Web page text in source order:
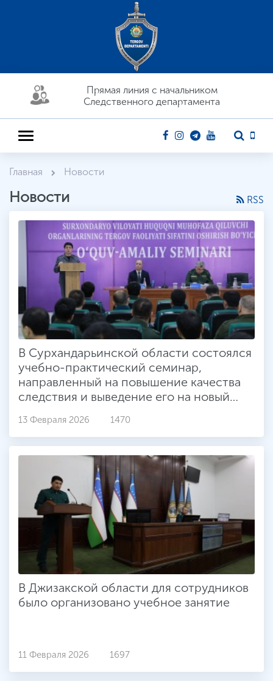
Прямая линия c начальником
Следственного департамента
Главная Новости
Новости RSS
В Сурхандарьинской области состоялся
учебно-практический семинар,
направленный на повышение качества
следствия и выведение его на новый
знаний и профессиональных навыков
сотрудников следственных
подразделений органов внутренних дел
и прокуратуры
13 Февраля 2026 1470
В Джизакской области для сотрудников
было организовано учебное занятие
11 Февраля 2026 1697